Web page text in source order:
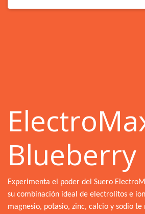
Blueberry
Experimenta el poder del Suero
su combinación ideal de electrolitos e
magnesio, potasio, zinc, calcio y sodio te